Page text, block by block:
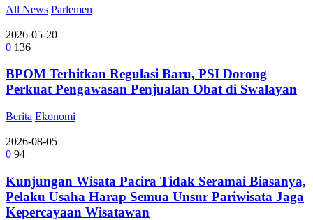
All News Parlemen
2026-05-20
0 136
BPOM Terbitkan Regulasi Baru, PSI Dorong
Perkuat Pengawasan Penjualan Obat di Swalayan
Berita Ekonomi
2026-08-05
0 94
Kunjungan Wisata Pacira Tidak Seramai Biasanya,
Pelaku Usaha Harap Semua Unsur Pariwisata Jaga
Kepercayaan Wisatawan